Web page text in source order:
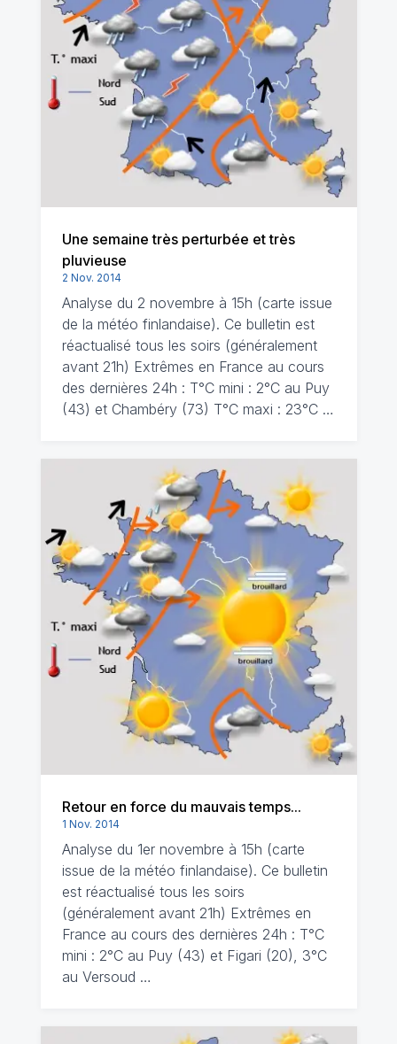
Une semaine très perturbée et très
pluvieuse
2 Nov. 2014
Analyse du 2 novembre à 15h (carte issue
de la météo finlandaise). Ce bulletin est
réactualisé tous les soirs (généralement
avant 21h) Extrêmes en France au cours
des dernières 24h : T°C mini : 2°C au Puy
(43) et Chambéry (73) T°C maxi : 23°C …
Retour en force du mauvais temps...
1 Nov. 2014
Analyse du 1er novembre à 15h (carte
issue de la météo finlandaise). Ce bulletin
est réactualisé tous les soirs
(généralement avant 21h) Extrêmes en
France au cours des dernières 24h : T°C
mini : 2°C au Puy (43) et Figari (20), 3°C
au Versoud …